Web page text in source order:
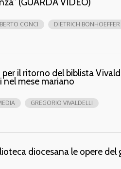
CONCI
DIETRICH BONHOEFFER
il ritorno del biblista
nel mese mariano
GREGORIO VIVALDELLI
diocesana le opere